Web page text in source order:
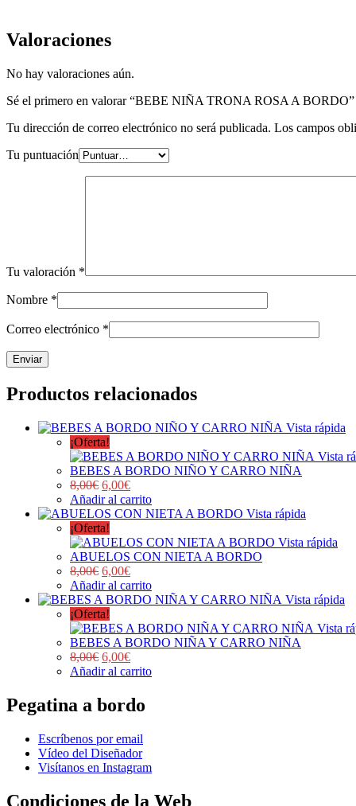
Valoraciones
No hay valoraciones aún.
Sé el primero en valorar “BEBE NIÑA TRONA ROSA A BORDO”
Tu dirección de correo electrónico no será publicada. Los campos
Tu puntuación
Tu valoración *
Nombre *
Correo electrónico *
Productos relacionados
Vista rápida
¡Oferta!
Vista
BEBES A BORDO NIÑO Y CARRO NIÑA
8,00€ 6,00€
Añadir al carrito
Vista rápida
¡Oferta!
Vista rápida
ABUELOS CON NIETA A BORDO
8,00€ 6,00€
Añadir al carrito
Vista rápida
¡Oferta!
Vista
BEBES A BORDO NIÑA Y CARRO NIÑA
8,00€ 6,00€
Añadir al carrito
Pegatina a bordo
Escríbenos por email
Vídeo del Diseñador
Visítanos en Instagram
Condiciones de la Web